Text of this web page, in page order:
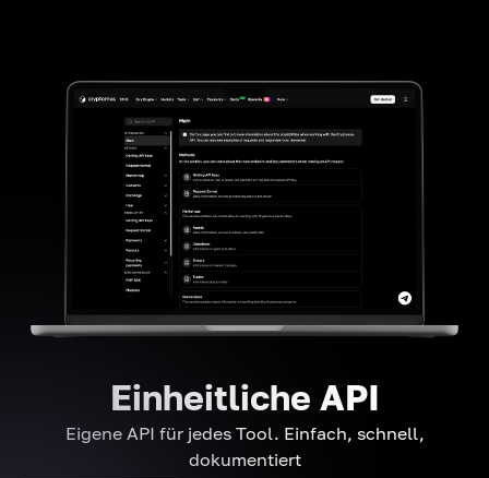
Einheitliche API
Eigene API für jedes Tool. Einfach, schnell,
dokumentiert